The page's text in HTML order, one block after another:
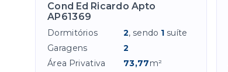
Cond Ed Ricardo Apto
AP61369
Dormitórios 2, sendo 1 suíte
Garagens
2
Área Privativa
73,77m²